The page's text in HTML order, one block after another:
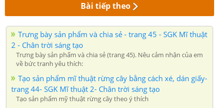
Bài tiếp theo
Trưng bày sản phẩm và chia sẻ - trang 45 - SGK Mĩ thuật
2 - Chân trời sáng tạo
Trưng bày sản phẩm và chia sẻ (trang 45). Nêu cảm nhận của em
về bức tranh yêu thích:
Tạo sản phẩm mĩ thuật rừng cây bằng cách xé, dán giấy-
trang 44- SGK Mĩ thuật 2- Chân trời sáng tạo
Tạo sản phẩm mỹ thuật rừng cây theo ý thích